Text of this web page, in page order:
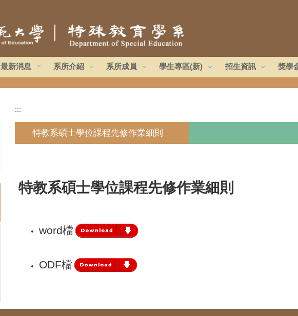
｜
最新消息 系所介紹 系所成員 學生專區(新) 招生資訊 獎學
:::
特教系碩士學位課程先修作業細則
特教系碩士學位課程先修作業細則
word檔
ODF檔